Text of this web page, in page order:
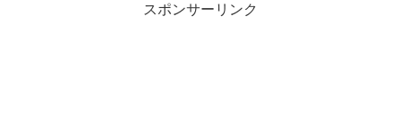
スポンサーリンク